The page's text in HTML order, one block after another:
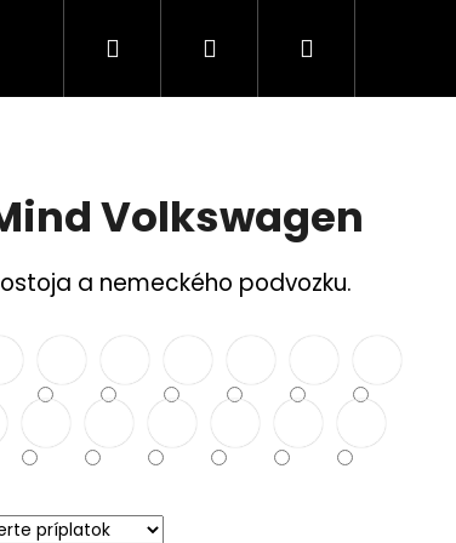
Rodina a bezpečnosť
Hľadať PrihlásenieNákupný
Volkswagen
a nemeckého podvozku.